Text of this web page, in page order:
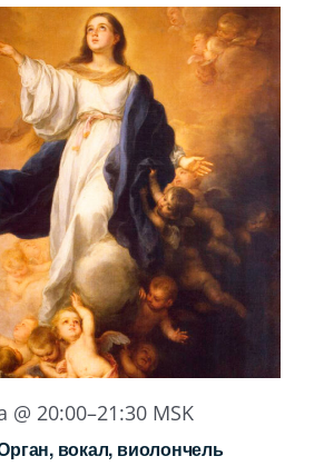
@ 20:00–21:30 MSK
вокал, виолончель